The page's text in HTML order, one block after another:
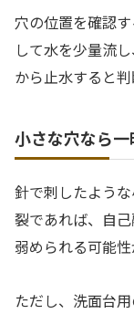
穴の位置を確認
して水を少量流
から止水すると判
小さな穴なら
針で刺したよう
裂であれば、自
弱められる可能性
ただし、洗面台